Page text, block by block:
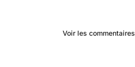
Voir les